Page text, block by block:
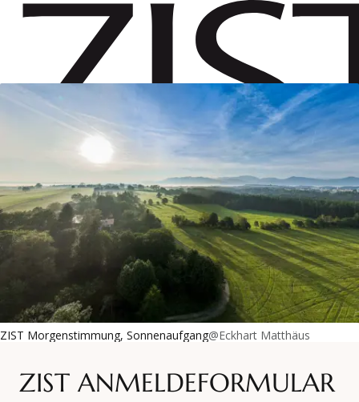
ZUM HAUPTINHALT DER SEITE SPRINGEN
Zur Startseite navigieren
Suchbegiff
ZIST Morgenstimmung, Sonnenaufgang@Eckhart Matthäus
ZIST ANMELDEFORMULAR